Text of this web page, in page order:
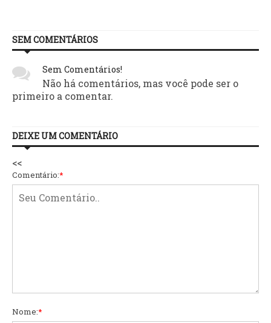
SEM COMENTÁRIOS
Sem Comentários!
Não há comentários, mas você pode ser o
primeiro a comentar.
DEIXE UM COMENTÁRIO
<<
Comentário:*
Nome:*